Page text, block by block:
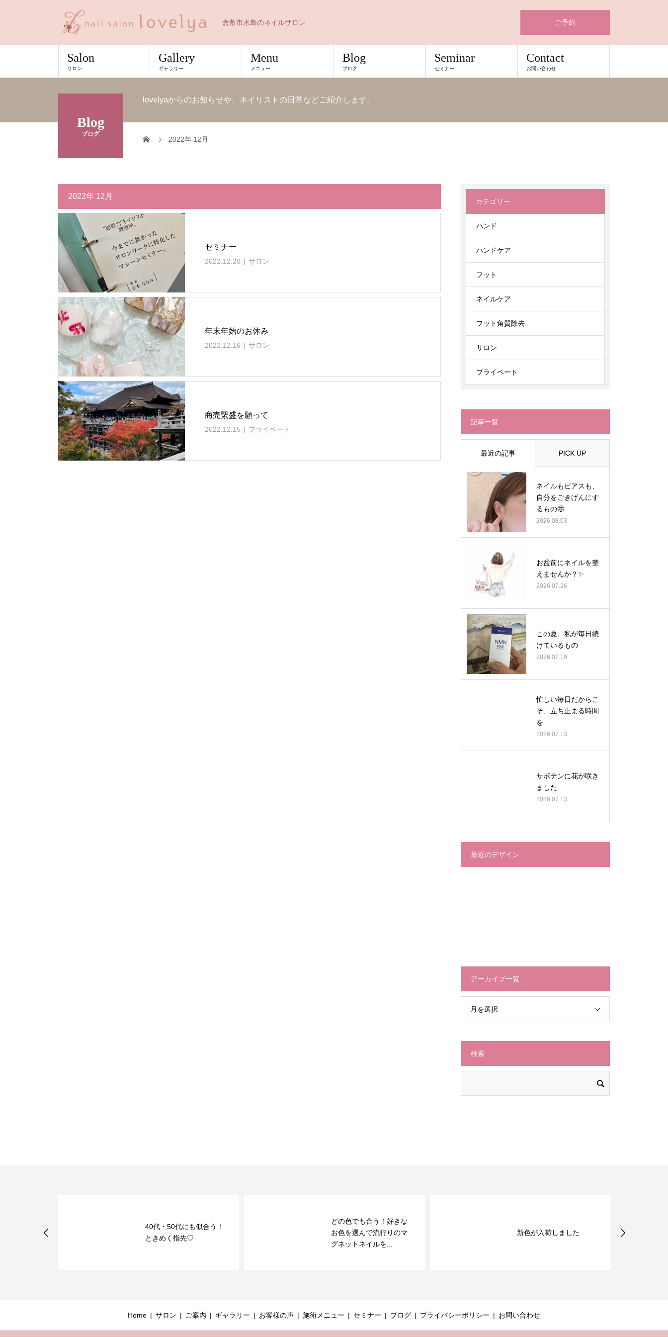
倉敷市水島のネイルサロン ご予約
Salon
サロン
Gallery
ギャラリー
Menu
メニュー
Blog
ブログ
Seminar
セミナー
Contact
お問い合わせ
Blog
ブログ
lovelyaからのお知らせや、ネイリストの日常などご紹介します。
2022年 12月
2022年 12月
セミナー
2022.12.20 サロン
年末年始のお休み
2022.12.16 サロン
商売繫盛を願って
2022.12.15 プライベート
カテゴリー
ハンド
ハンドケア
フット
ネイルケア
フット角質除去
サロン
プライベート
記事一覧
最近の記事 PICK UP
ネイルもピアスも、
自分をごきげんにす
るもの🤩
2026.08.03
お盆前にネイルを整
えませんか？✨
2026.07.26
この夏、私が毎日続
けているもの
2026.07.19
忙しい毎日だからこ
そ、立ち止まる時間
を
2026.07.13
サボテンに花が咲き
ました
2026.07.13
最近のデザイン
アーカイブ一覧
月を選択
検索
40代・50代にも似合う！
ときめく指先♡
どの色でも合う！好きな
お色を選んで流行りのマ
グネットネイルを...
新色が入荷しました
Home サロン ご案内 ギャラリー お客様の声 施術メニュー セミナー ブログ プライバシーポリシー お問い合わせ